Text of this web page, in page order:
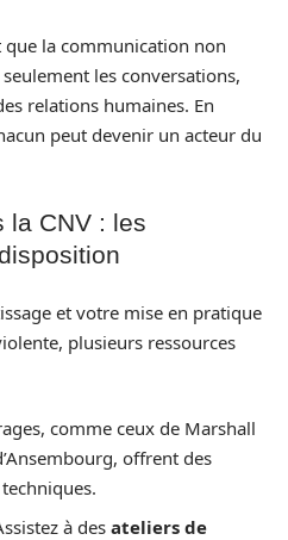
la communication non
les conversations,
relations humaines. En
peut devenir un acteur du
la CNV : les
et votre mise en pratique
plusieurs ressources
comme ceux de Marshall
offrent des
à des ateliers de